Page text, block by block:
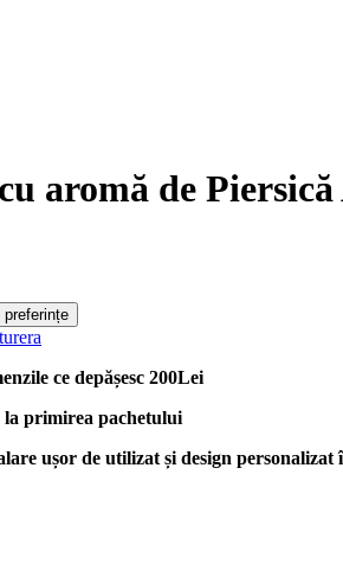
aromă de
ce depășesc 200Lei
primirea pachetului
ușor de utilizat și design personalizat